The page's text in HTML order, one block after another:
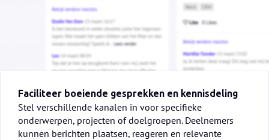
Faciliteer boeiende gesprekken en kennisdeling
Stel verschillende kanalen in voor specifieke
onderwerpen, projecten of doelgroepen. Deelnemers
kunnen berichten plaatsen, reageren en relevante